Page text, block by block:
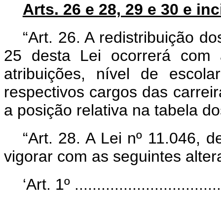
Arts. 26 e 28, 29 e 30 e
“Art. 26. A redistribuição
25 desta Lei ocorrerá com
atribuições, nível de
respectivos cargos das
a posição relativa na tabela
“Art. 28.A Lei nº 11.046,
vigorar com as seguintes
‘Art. 1º